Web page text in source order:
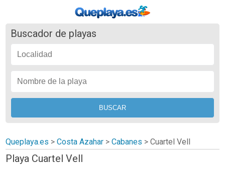
Buscador de playas
Queplaya.es >Costa Azahar >Cabanes >Cuartel Vell
Playa Cuartel Vell